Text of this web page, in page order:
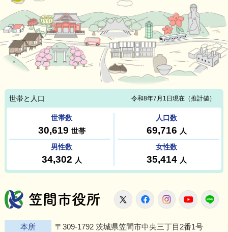
笠間市役所
X FacebookInstagram
本所 〒309-1792 茨城県笠間市中央三丁目2番1号